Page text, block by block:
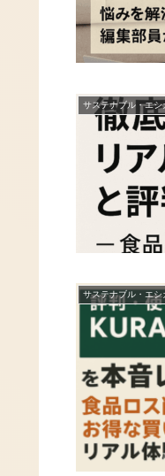
サステナブル・エシ
サステナブル・エシ